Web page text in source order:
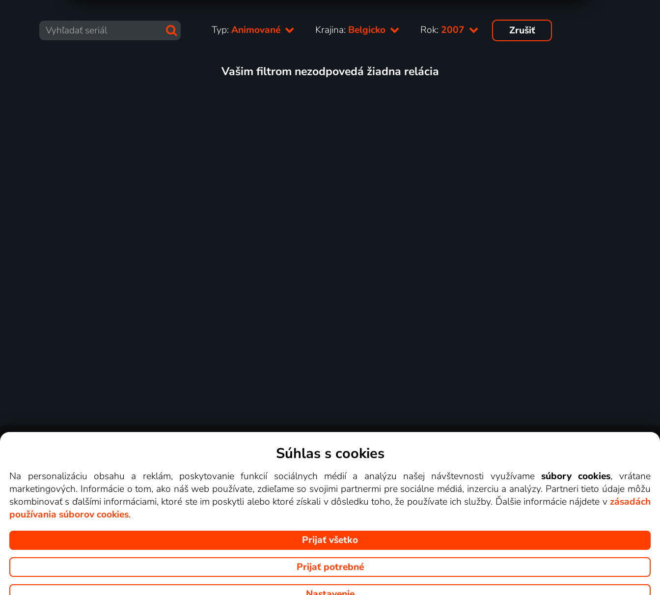
Typ:Animované Krajina: Belgicko Rok: 2007 Zrušiť
Vašim filtrom nezodpovedá žiadna relácia
Videotéka
Copyright © goNET s.r.o. Na tomto webe sú zobrazované obrázky z relácií TV staníc, ktoré môžete sledovať v Lepšia.TV.
Súhlas s cookies
Na personalizáciu obsahu a reklám, poskytovanie funkcií sociálnych médií a analýzu našej návštevnosti využívamesúbory cookies, vrátane
marketingových. Informácie o tom, ako náš web používate, zdieľame so svojimi partnermi pre sociálne médiá, inzerciu a analýzy. Partneri tieto údaje môžu
skombinovať s ďalšími informáciami, ktoré ste im poskytli alebo ktoré získali v dôsledku toho, že používate ich služby. Ďalšie informácie nájdete v zásadách
používania súborov cookies.
Prijať všetko
Prijať potrebné